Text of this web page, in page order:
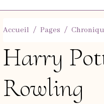
Accueil Pages
Harry
Rowling